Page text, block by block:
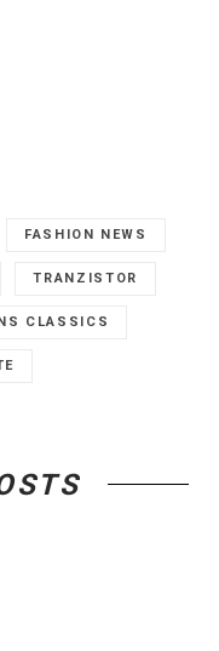
FASHION NEWS
TRANZISTOR
CLASSICS